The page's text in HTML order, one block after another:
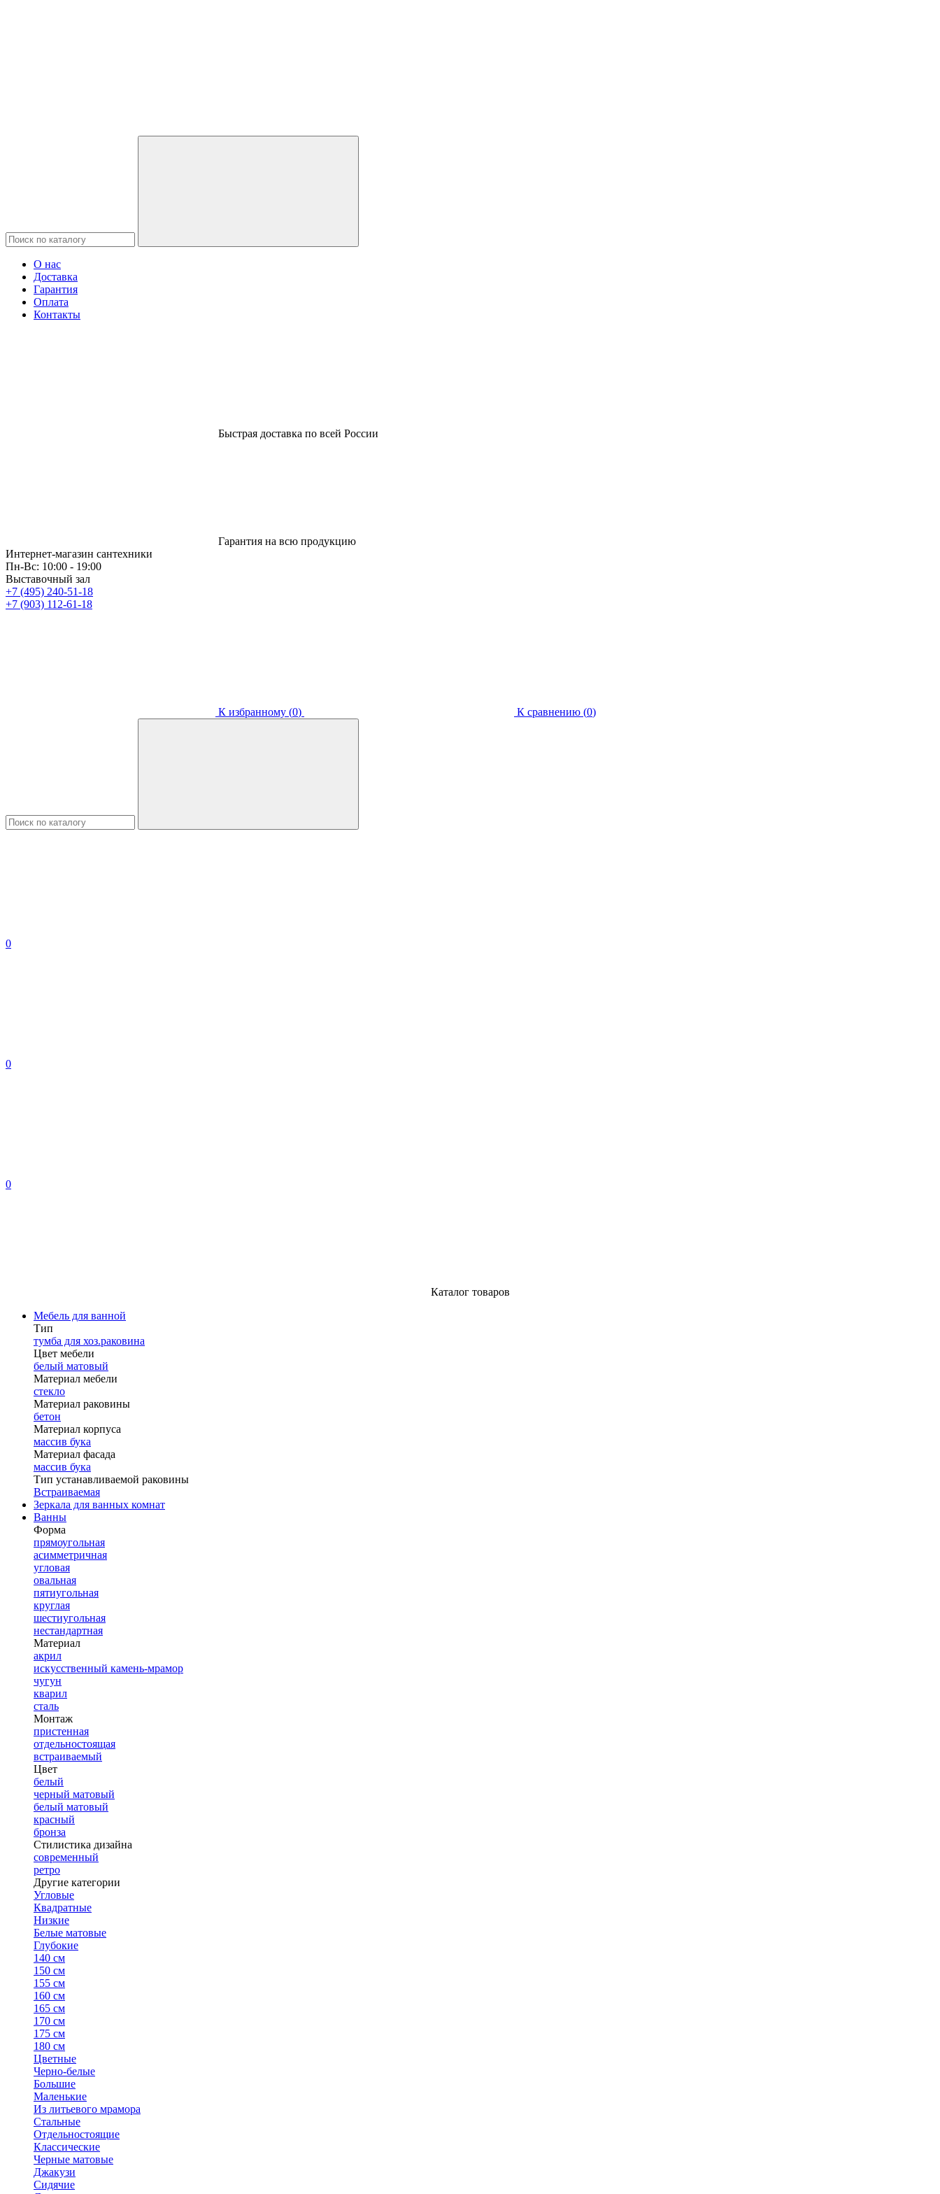
О нас
Доставка
Гарантия
Оплата
Контакты
Быстрая доставка по всей России
Гарантия на всю продукцию
Интернет-магазин сантехники
Пн-Вс: 10:00 - 19:00
Выставочный зал
+7 (495) 240-51-18
+7 (903) 112-61-18
К избранному (0) К сравнению (0)
0
0
0
Каталог товаров
Мебель для ванной
Тип
тумба для хоз.раковина
Цвет мебели
белый матовый
Материал мебели
стекло
Материал раковины
бетон
Материал корпуса
массив бука
Материал фасада
массив бука
Тип устанавливаемой раковины
Встраиваемая
Зеркала для ванных комнат
Ванны
Форма
прямоугольная
асимметричная
угловая
овальная
пятиугольная
круглая
шестиугольная
нестандартная
Материал
акрил
искусственный камень-мрамор
чугун
кварил
сталь
Монтаж
пристенная
отдельностоящая
встраиваемый
Цвет
белый
черный матовый
белый матовый
красный
бронза
Стилистика дизайна
современный
ретро
Другие категории
Угловые
Квадратные
Низкие
Белые матовые
Глубокие
140 см
150 см
155 см
160 см
165 см
170 см
175 см
180 см
Цветные
Черно-белые
Большие
Маленькие
Из литьевого мрамора
Стальные
Отдельностоящие
Классические
Черные матовые
Джакузи
Сидячие